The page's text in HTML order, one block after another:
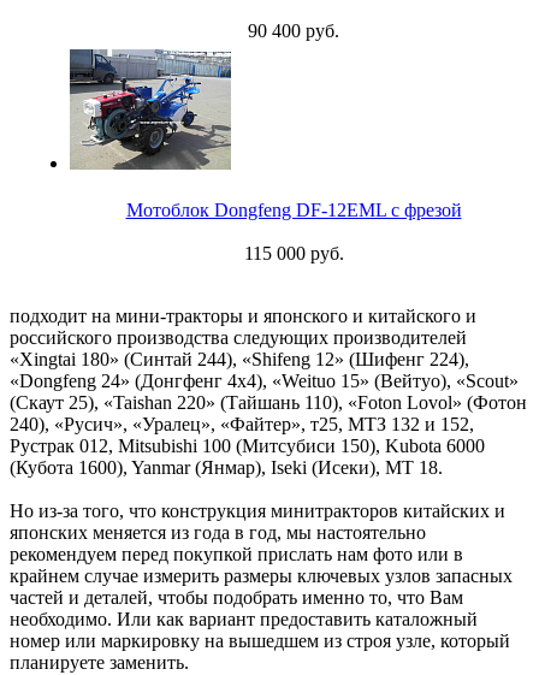
90 400 руб.
Мотоблок Dongfeng DF-12EML с фрезой
115 000 руб.
подходит на мини-тракторы и японского и китайского и
российского производства следующих производителей
«Xingtai 180» (Синтай 244), «Shifeng 12» (Шифенг 224),
«Dongfeng 24» (Донгфенг 4х4), «Weituo 15» (Вейтуо), «Scout»
(Скаут 25), «Taishan 220» (Тайшань 110), «Foton Lovol» (Фотон
240), «Русич», «Уралец», «Файтер», т25, МТЗ 132 и 152,
Рустрак 012, Mitsubishi 100 (Митсубиси 150), Kubota 6000
(Кубота 1600), Yanmar (Янмар), Iseki (Исеки), МТ 18.
Но из-за того, что конструкция минитракторов китайских и
японских меняется из года в год, мы настоятельно
рекомендуем перед покупкой прислать нам фото или в
крайнем случае измерить размеры ключевых узлов запасных
частей и деталей, чтобы подобрать именно то, что Вам
необходимо. Или как вариант предоставить каталожный
номер или маркировку на вышедшем из строя узле, который
планируете заменить.